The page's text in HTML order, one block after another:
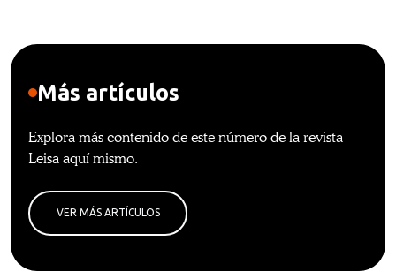
Más artículos
Explora más contenido de este número de la revista
Leisa aquí mismo.
VER MÁS ARTÍCULOS